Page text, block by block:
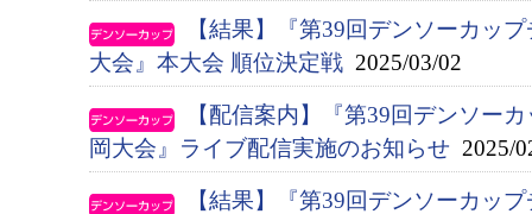
【結果】『第39回デンソーカッ
大会』本大会 順位決定戦 2025/03/02
【配信案内】『第39回デンソー
岡大会』ライブ配信実施のお知らせ 2025/
【結果】『第39回デンソーカッ